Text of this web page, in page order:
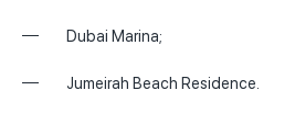
Dubai Marina;
Jumeirah Beach Residence.